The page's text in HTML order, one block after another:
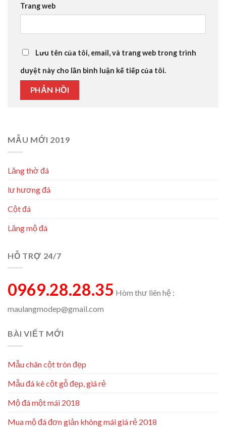
Trang web
Lưu tên của tôi, email, và trang web trong trình
duyệt này cho lần bình luận kế tiếp của tôi.
MẪU MỚI 2019
Lăng thờ đá
lư hương đá
Cột đá
Lăng mộ đá
HỖ TRỢ 24/7
0969.28.28.35 Hòm thư liên hệ :
maulangmodep@gmail.com
BÀI VIẾT MỚI
Mẫu chân cột tròn đẹp
Mẫu đá kê cột gỗ đẹp, giá rẻ
Mộ đá một mái 2018
Mua mộ đá đơn giản không mái giá rẻ 2018